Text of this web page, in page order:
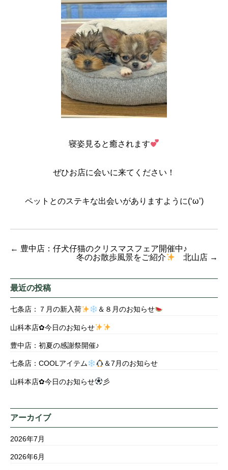
寝姿見ると癒されます
ぜひお店に会いに来てください！
ペットとのステキな出会いがありますように(‘ω’)
← 豊中店：仔犬仔猫のクリスマスフェア開催中♪
冬のお散歩風景をご紹介
北山店 →
最近の投稿
七条店：７月の新入荷 ＆８月のお知らせ
山科本店✿今日のお知らせ
豊中店：初夏の感謝祭開催♪
七条店：COOLアイテム ＆7月のお知らせ
山科本店✿今日のお知らせ 彡
アーカイブ
2026年7月
2026年6月